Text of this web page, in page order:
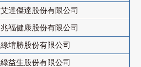
艾達傑達股份有限公司
兆福健康股份有限公司
綠堉勝股份有限公司
綠益生股份有限公司